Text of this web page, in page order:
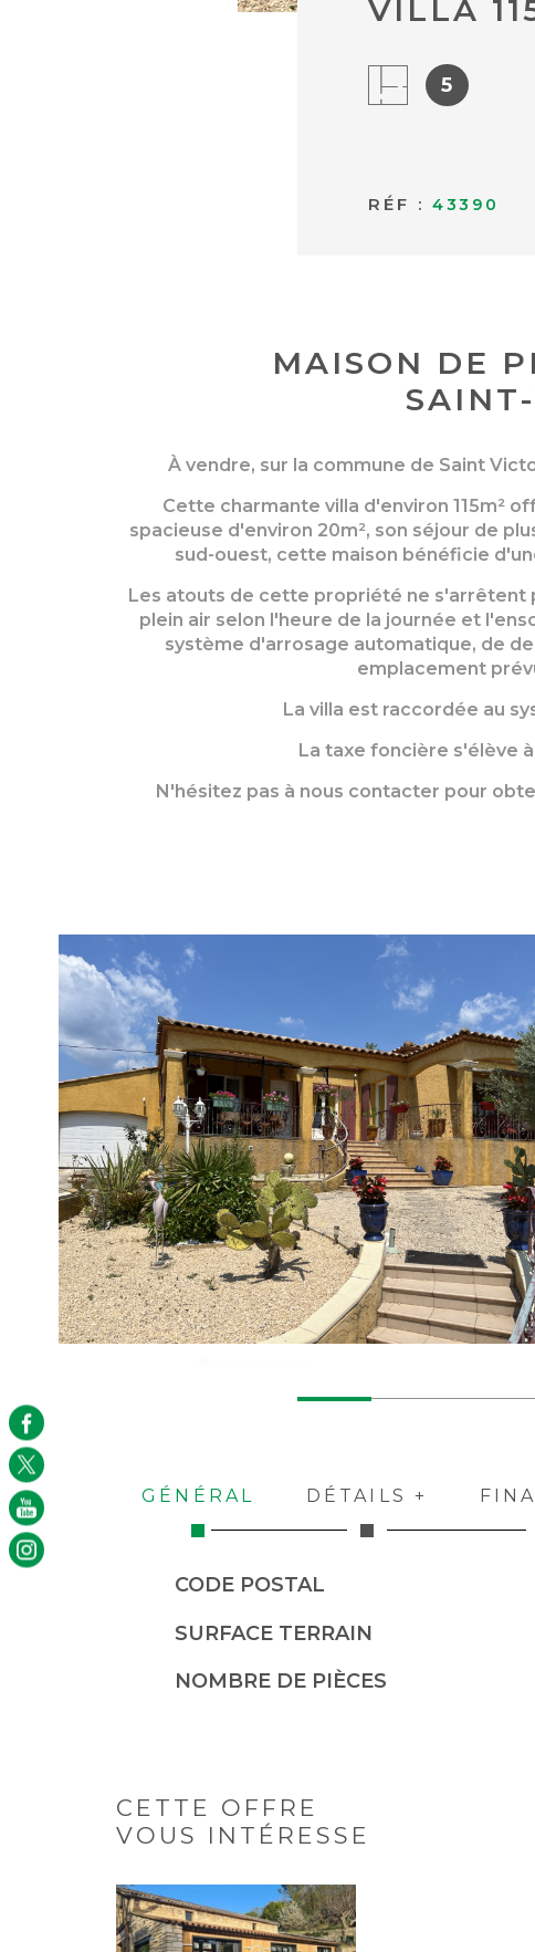
RÉF : 43390
VILLA
5
MAISON DE
À vendre, sur la commune de Saint
Cette charmante villa d'environ 115m²
spacieuse d'environ 20m², son séjour de
sud-ouest, cette maison bénéficie
Les atouts de cette propriété ne s'arrêtent
plein air selon l'heure de la journée et
système d'arrosage automatique, de
emplacement
La villa est raccordée au
La taxe foncière s'élève
N'hésitez pas à nous contacter pour
GÉNÉRAL DÉTAILS +
Caractérisque Valeurs
CODE POSTAL
SURFACE TERRAIN
NOMBRE DE PIÈCES
CETTE OFFRE
VOUS INTÉRESSE